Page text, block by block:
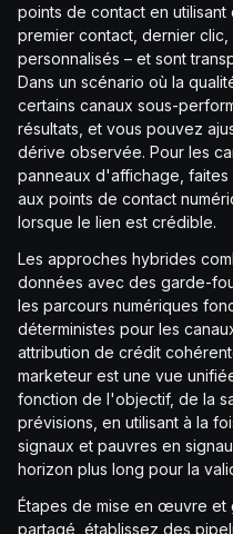
points de contact en
premier contact, dernier
personnalisés – et sont
Dans un scénario où la
certains canaux sous-
résultats, et vous pouvez
dérive observée. Pour les
panneaux d'affichage,
aux points de contact
lorsque le lien est crédible.
Les approches hybrides
données avec des garde-
les parcours numériques
déterministes pour les
attribution de crédit
marketeur est une vue
fonction de l'objectif, de la
prévisions, en utilisant à la
signaux et pauvres en
horizon plus long pour la
Étapes de mise en œuvre et
partagé, établissez des